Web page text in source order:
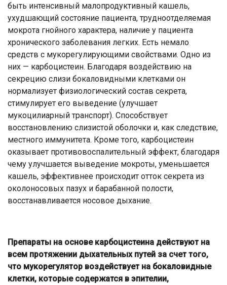
быть интенсивный малопродуктивный кашель,
ухудшающий состояние пациента, трудноотделяемая
мокрота гнойного характера, наличие у пациента
хронического заболевания легких. Есть немало
средств с мукорегулирующими свойствами. Одно из
них — карбоцистеин. Благодаря воздействию на
секрецию слизи бокаловидными клетками он
нормализует физиологический состав секрета,
стимулирует его выведение (улучшает
мукоцилиарный транспорт). Способствует
восстановлению слизистой оболочки и, как следствие,
местного иммунитета. Кроме того, карбоцистеин
оказывает противовоспалительный эффект, благодаря
чему улучшается выведение мокроты, уменьшается
кашель, эффективнее происходит отток секрета из
околоносовых пазух и барабанной полости,
восстанавливается носовое дыхание.
Препараты на основе карбоцистеина действуют на
всем протяжении дыхательных путей за счет того,
что мукорегулятор воздействует на бокаловидные
клетки, которые содержатся в эпителии,